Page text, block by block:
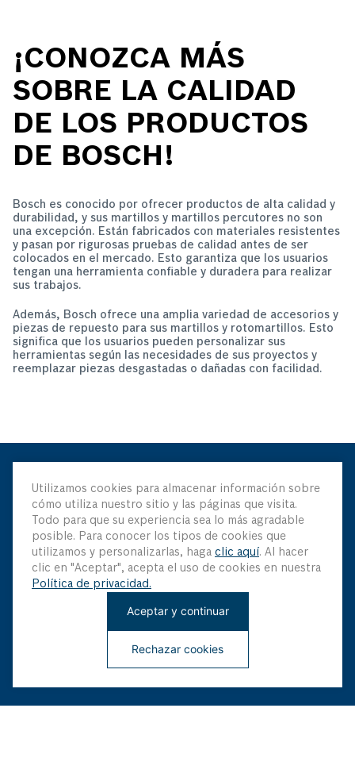
Utilizamos cookies para almacenar información sobre
cómo utiliza nuestro sitio y las páginas que visita.
Todo para que su experiencia sea lo más agradable
posible. Para conocer los tipos de cookies que
utilizamos y personalizarlas, haga clic aquí. Al hacer
clic en "Aceptar", acepta el uso de cookies en nuestra
Política de privacidad.
Rechazar cookies
Aceptar y continuar
¡CONOZCA MÁS
SOBRE LA CALIDAD
DE LOS PRODUCTOS
DE BOSCH!
Bosch es conocido por ofrecer productos de alta calidad y
durabilidad, y sus martillos y martillos percutores no son
una excepción. Están fabricados con materiales resistentes
y pasan por rigurosas pruebas de calidad antes de ser
colocados en el mercado. Esto garantiza que los usuarios
tengan una herramienta confiable y duradera para realizar
sus trabajos.
Además, Bosch ofrece una amplia variedad de accesorios y
piezas de repuesto para sus martillos y rotomartillos. Esto
significa que los usuarios pueden personalizar sus
herramientas según las necesidades de sus proyectos y
reemplazar piezas desgastadas o dañadas con facilidad.
Mantenme Actualizado
Sé el primero en saber sobre nuestras últimas innovaciones
y ofertas especiales
¡Regístrate ahora!